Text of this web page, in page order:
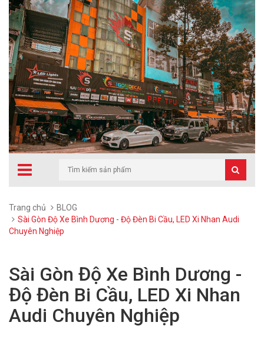
Trang chủ
BLOG
Sài Gòn Độ Xe Bình Dương - Độ Đèn Bi Cầu, LED Xi Nhan Audi
Chuyên Nghiệp
Sài Gòn Độ Xe Bình Dương -
Độ Đèn Bi Cầu, LED Xi Nhan
Audi Chuyên Nghiệp